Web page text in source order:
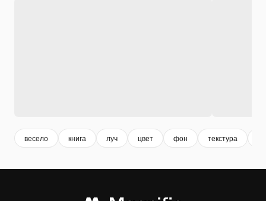
весело книга луч цвет фон текстура